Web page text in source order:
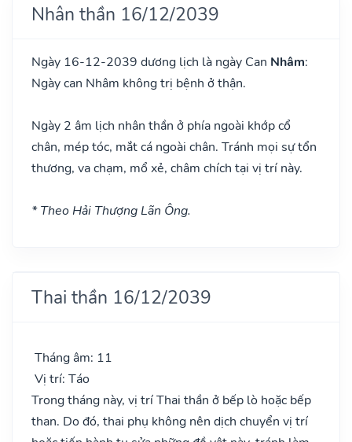
Nhân thần 16/12/2039
Ngày 16-12-2039 dương lịch là ngày Can Nhâm:
Ngày can Nhâm không trị bệnh ở thận.
Ngày 2 âm lịch nhân thần ở phía ngoài khớp cổ
chân, mép tóc, mắt cá ngoài chân. Tránh mọi sự tổn
thương, va chạm, mổ xẻ, châm chích tại vị trí này.
* Theo Hải Thượng Lãn Ông.
Thai thần 16/12/2039
Tháng âm: 11
Vị trí: Táo
Trong tháng này, vị trí Thai thần ở bếp lò hoặc bếp
than. Do đó, thai phụ không nên dịch chuyển vị trí